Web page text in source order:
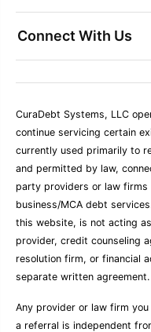
Connect With Us
CuraDebt Systems, LLC
continue servicing certain
currently used primarily to
and permitted by law,
party providers or law
business/MCA debt
this website, is not acting
provider, credit counseling
resolution firm, or financial
separate written agreement.
Any provider or law firm
a referral is independent